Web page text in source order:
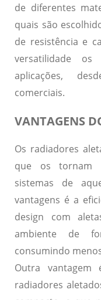
de diferentes
quais são
de resistência e
versatilidade
aplicações,
comerciais.
VANTAGENS
Os radiadores
que os tornam
sistemas de
vantagens é a
design com
ambiente de
consumindo
Outra vantagem
radiadores